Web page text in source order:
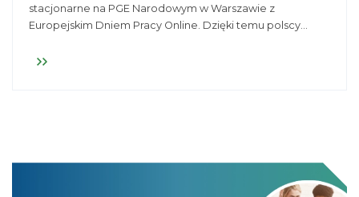
stacjonarne na PGE Narodowym w Warszawie z
Europejskim Dniem Pracy Online. Dzięki temu polscy
UE i EOG, a osoby zainteresowane pracą w Polsce, w tym